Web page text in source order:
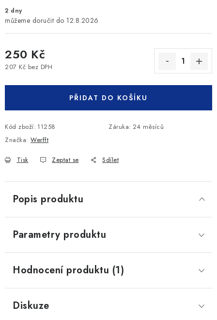
2 dny
12.8.2026
250 Kč
207 Kč bez DPH
PŘIDAT DO KOŠÍKU
Kód zboží: 11258 Záruka: 24 měsíců
Značka: Werfft
Tisk Zeptat se Sdílet
Popis produktu
Parametry produktu
Hodnocení produktu (1)
Diskuze